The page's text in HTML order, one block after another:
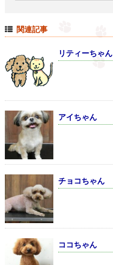
関連記事
リティーちゃん
アイちゃん
チョコちゃん
ココちゃん